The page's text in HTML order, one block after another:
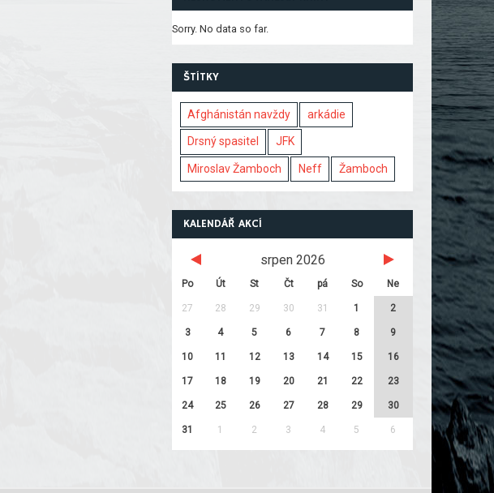
Sorry. No data so far.
ŠTÍTKY
Afghánistán navždy arkádie
Drsný spasitel JFK
Miroslav Žamboch Neff Žamboch
KALENDÁŘ AKCÍ
srpen 2026
Po Út St Čt pá So Ne
27 28 29 30 31 1 2
3 4 5 6 7 8 9
10 11 12 13 14 15 16
17 18 19 20 21 22 23
24 25 26 27 28 29 30
31 1 2 3 4 5 6